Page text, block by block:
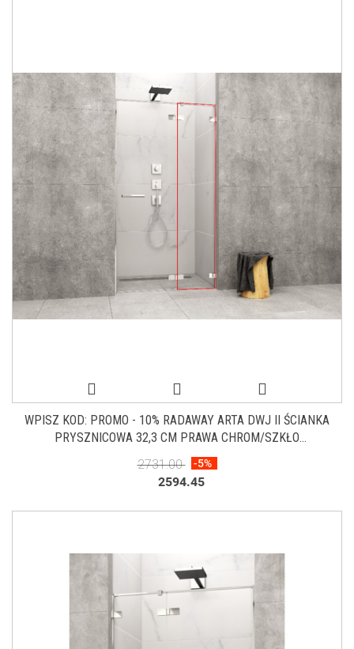
WPISZ KOD: PROMO - 10% RADAWAY ARTA DWJ II ŚCIANKA
PRYSZNICOWA 32,3 CM PRAWA CHROM/SZKŁO
PRZEZROCZYSTE 386012-03-01R
2731.00 -5%
2594.45